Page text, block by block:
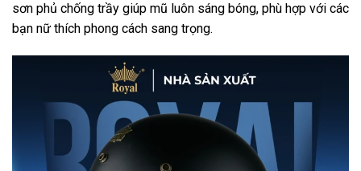
sơn phủ chống trầy giúp mũ luôn sáng bóng, phù hợp với các
bạn nữ thích phong cách sang trọng.